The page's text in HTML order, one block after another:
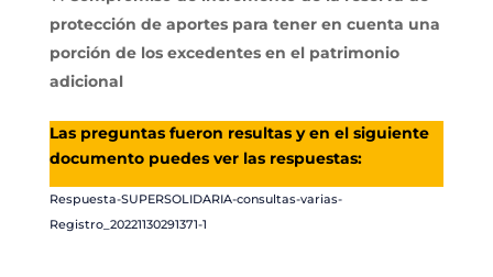
protección de aportes para tener en cuenta una
porción de los excedentes en el patrimonio
adicional
Las preguntas fueron resultas y en el siguiente
documento puedes ver las respuestas:
Respuesta-SUPERSOLIDARIA-consultas-varias-
Registro_20221130291371-1